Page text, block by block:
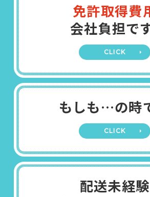
免許取得費
会社負担で
CLICK
もしも…の時
CLICK
配送未経験